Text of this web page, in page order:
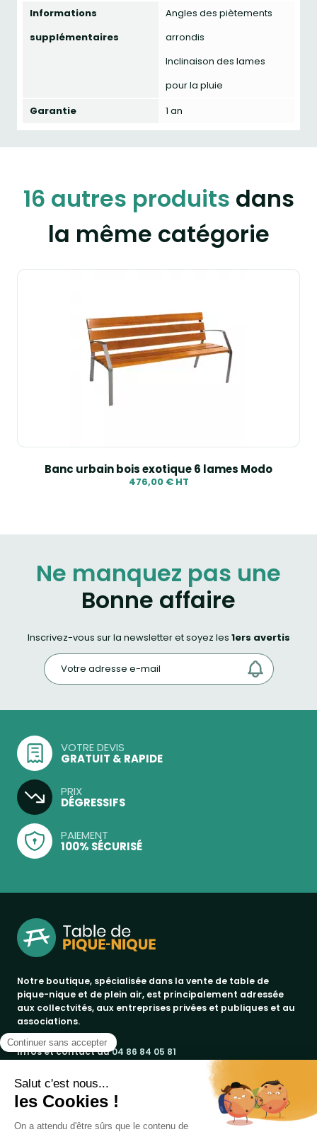
Informations
supplémentaires
Angles des piètements
arrondis
Inclinaison des lames
pour la pluie
Garantie
1 an
16 autres produits dans
la même catégorie
Banc urbain bois exotique 6 lames Modo
476,00 € HT
Ne manquez pas une
Bonne affaire
Inscrivez-vous sur la newsletter et soyez les 1ers avertis
VOTRE DEVIS
GRATUIT & RAPIDE
PRIX
DÉGRESSIFS
PAIEMENT
100% SÉCURISÉ
Notre boutique, spécialisée dans la vente de table de
pique-nique et de plein air, est principalement adressée
aux collectvités, aux entreprises privées et publiques et au
associations.
Infos et contact au04 86 84 05 81
Produits
bancs publics
Notre société